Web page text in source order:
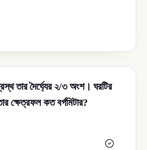
তার দৈর্ঘ্যের ২/৩ অংশ। ঘরটির
ক্ষেত্রফল কত বর্গমিটার?